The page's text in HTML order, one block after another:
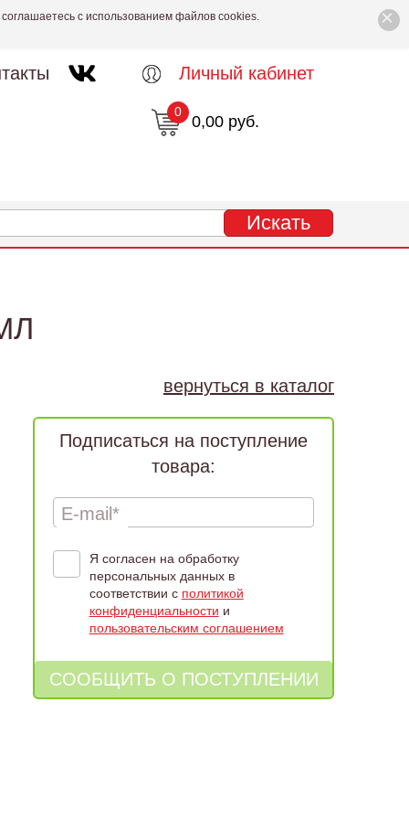
×
с использованием файлов cookies.
Личный кабинет
0,00 руб.
0
вернуться в каталог
Подписаться на поступление
товара:
E-mail*
Я согласен на обработку
персональных данных в
соответствии с политикой
конфиденциальности и
пользовательским соглашением